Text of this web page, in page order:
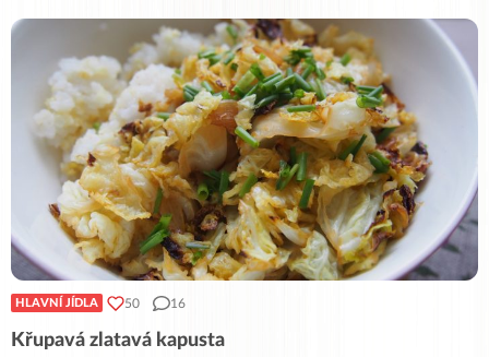
HLAVNÍ JÍDLA 50 16
Křupavá zlatavá kapusta